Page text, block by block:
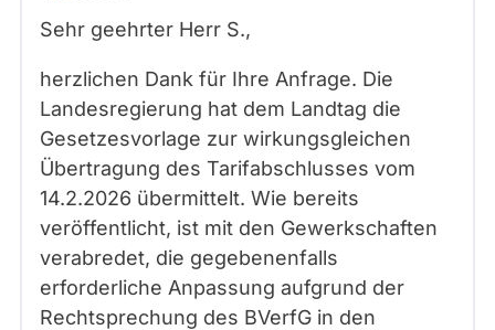
Sehr geehrter Herr S.,
herzlichen Dank für Ihre Anfrage. Die
Landesregierung hat dem Landtag die
Gesetzesvorlage zur wirkungsgleichen
Übertragung des Tarifabschlusses vom
14.2.2026 übermittelt. Wie bereits
veröffentlicht, ist mit den Gewerkschaften
verabredet, die gegebenenfalls
erforderliche Anpassung aufgrund der
Rechtsprechung des BVerfG in den